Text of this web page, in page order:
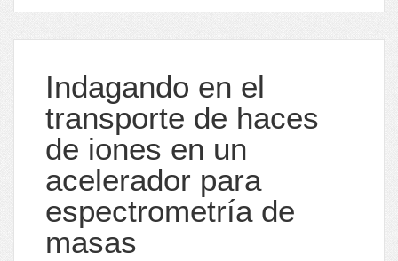
Indagando en el
transporte de haces
de iones en un
acelerador para
espectrometría de
masas